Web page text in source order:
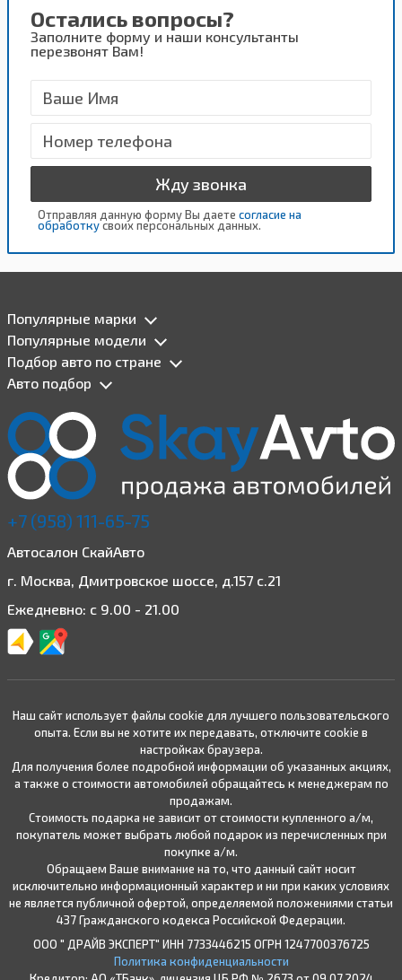
Остались вопросы?
Заполните форму и наши консультанты
перезвонят Вам!
Жду звонка
Отправляя данную форму Вы даете согласие на
обработкусвоих персональных данных.
Популярные марки
Популярные модели
Подбор авто по стране
Авто подбор
+7 (958) 111-65-75
Автосалон СкайАвто
г. Москва, Дмитровское шоссе, д.157 с.21
Ежедневно: с 9.00 - 21.00
Наш сайт использует файлы cookie для лучшего пользовательского
опыта. Если вы не хотите их передавать, отключите cookie в
настройках браузера.
Для получения более подробной информации об указанных акциях,
а также о стоимости автомобилей обращайтесь к менеджерам по
продажам.
Стоимость подарка не зависит от стоимости купленного а/м,
покупатель может выбрать любой подарок из перечисленных при
покупке а/м.
Обращаем Ваше внимание на то, что данный сайт носит
исключительно информационный характер и ни при каких условиях
не является публичной офертой, определяемой положениями статьи
437 Гражданского кодекса Российской Федерации.
ООО " ДРАЙВ ЭКСПЕРТ" ИНН 7733446215 ОГРН 1247700376725
Политика конфиденциальности